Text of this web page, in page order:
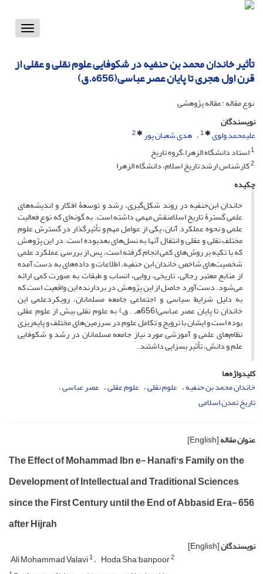
Toggle
تأثیر خاندان محمد بن حنفیه در شکوفایی علوم نقلی و عقلی از
قرن اول هجری تا پایان عصر عباسی(656ه.ق)
نوع مقاله : مقاله پژوهشی
نویسندگان
علیمحمد ولوی
1 هدی شعبان پور
2
1استاد دانشگاه الزهرا،گروه تاریخ
2کارشناس ارشد تاریخ اسلام، دانشگاه الزهرا
چکیده
خاندان‌ ابن‌حنفیه در روند شکل‌گیری، رشد و توسعۀ افکار و اندیشه‌های
علمی گسترۀ تاریخ اسلامنقش مهمی داشته است. به گونه‌ای که نوع فعالیت
علمی و نحوه عملکرد آنان، یکی از عوامل مهم و تأثیر‌گذار در گسترش علوم
مختلف نقلی و عقلی و انتقال آنها به نسل‌های بعدبوده است. در این پژوهش
که با تکیه بر روش‌های کمی انجام گرفته است، پس از بررسی عملکرد علمی
شخصیت‌های شاخص خاندان ابن حنفیه، اطلاعات و داده‌های به دست آمده
از منابع معتبر رجالی، تاریخی، روایی، انساب و طبقات به صورت کمی ارائه
می‌شود. دست‌آورد حاصل از این پژوهش در بردارنده این واقعیت است که
به دلیل شرایط سیاسی و اجتماعی جامعه مسلمانان، رویکردعلمی این
خاندان تا پایان عصر عباسی(656هـ . ق) به علوم نقلی بیش از علوم عقلی
بوده است و ایشان با ترویج و تکامل علوم در سرزمین‌های مختلف و پایه‌ریزی
نظام‌های علمی و آموزشی مورد نیاز جامعه مسلمانان در رشد و شکوفایی
علم و دانش، تأثیر بسزایی داشتند.
کلیدواژه‌ها
خاندان محمد بن حنفیه علوم نقلی علوم عقلی عصر عباسی
تاریخ تمدن اسلامی
عنوان مقاله[English]
The Effect of Mohammad Ibn e- Hanafi’s Family on the
Development of Intellectual and Traditional Sciences
since the First Century until the End of Abbasid Era- 656
after Hijrah
نویسندگان[English]
Ali Mohammad Valavi1 Hoda Sha’banpoor2